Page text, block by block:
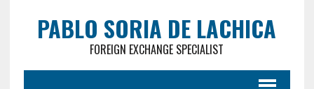
PABLO SORIA DE LACHICA
FOREIGN EXCHANGE SPECIALIST